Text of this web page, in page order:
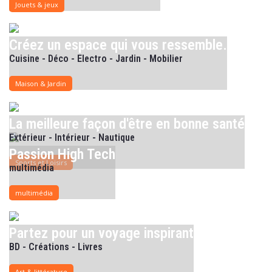
Jouets & jeux
Créez un espace qui vous ressemble.
Cuisine - Déco - Electro - Jardin - Mobilier
Maison & Jardin
La meilleure façon d'être en bonne santé
Extérieur - Intérieur - Nautique
Sports et Loisirs
Passion High Tech
multimédia
multimédia
Partez pour un voyage inspirant
BD - Créations - Livres